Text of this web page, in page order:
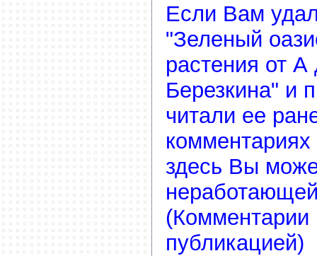
Если Вам
"Зеленый
растения от
Березкина" и
читали ее
здесь Вы
(Комментарии
публикацией)